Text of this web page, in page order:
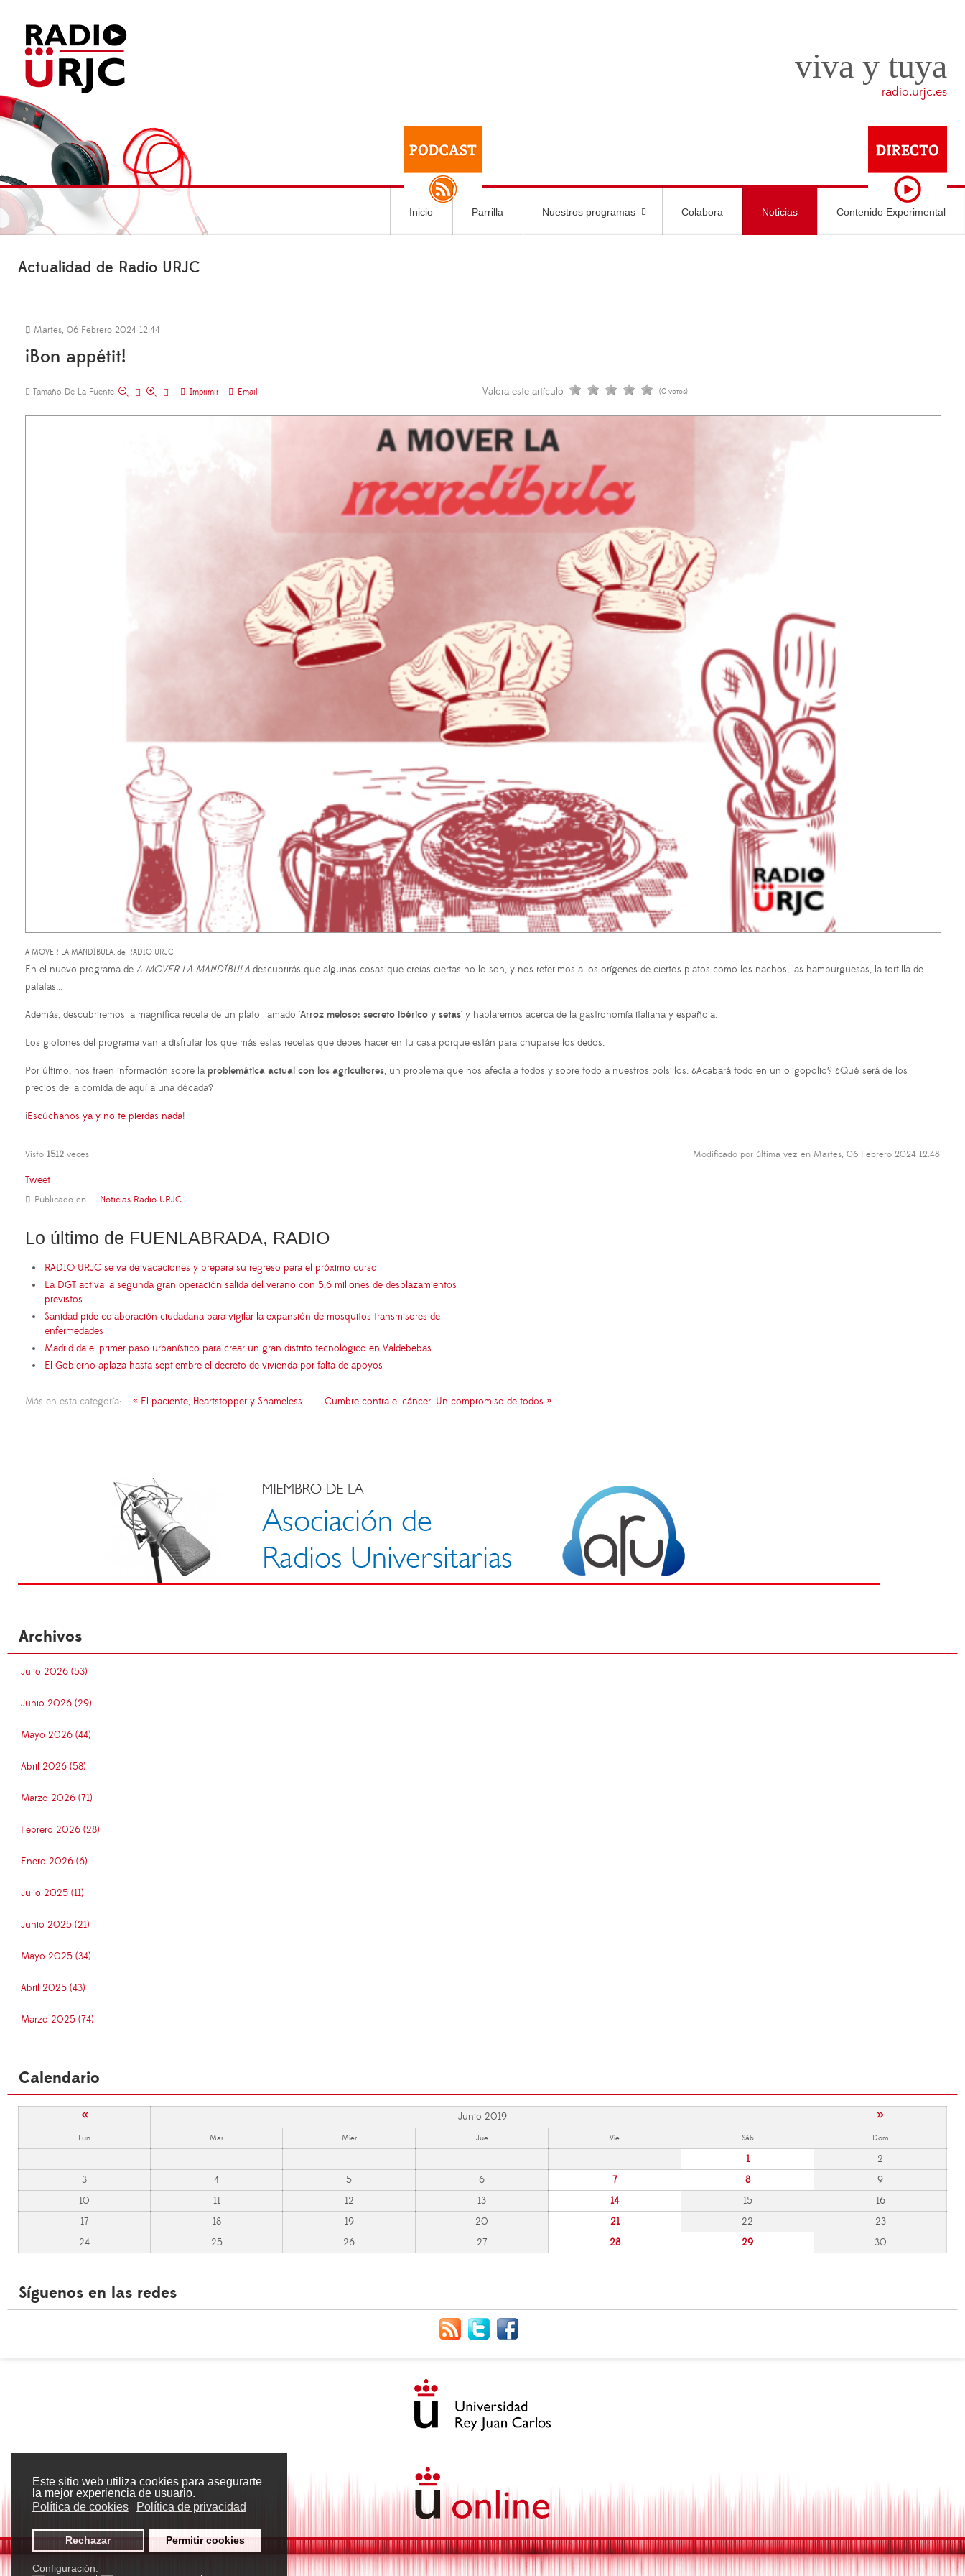
Este sitio web utiliza cookies para asegurarte
la mejor experiencia de usuario.
Política de cookies
Política de privacidad
Rechazar Permitir cookies
Configuración:
viva y tuya
radio.urjc.es
Inicio Parrilla Nuestros programas Colabora Noticias Contenido Experimental
Actualidad de Radio URJC
Martes, 06 Febrero 2024 12:44
¡Bon appétit!
Tamaño De La Fuente Imprimir Email Valora este artículo (0 votos)
A MOVER LA MANDÍBULA, de RADIO URJC
En el nuevo programa de A MOVER LA MANDÍBULA descubrirás que algunas cosas que creías ciertas no lo son, y nos referimos a los orígenes de ciertos platos como los nachos, las hamburguesas, la tortilla de
patatas...
Además, descubriremos la magnífica receta de un plato llamado 'Arroz meloso: secreto ibérico y setas' y hablaremos acerca de la gastronomía italiana y española.
Los glotones del programa van a disfrutar los que más estas recetas que debes hacer en tu casa porque están para chuparse los dedos.
Por último, nos traen información sobre la problemática actual con los agricultores, un problema que nos afecta a todos y sobre todo a nuestros bolsillos. ¿Acabará todo en un oligopolio? ¿Qué será de los
precios de la comida de aquí a una década?
¡Escúchanos ya y no te pierdas nada!
Visto 1512 veces Modificado por última vez en Martes, 06 Febrero 2024 12:48
Tweet
Publicado en Noticias Radio URJC
Lo último de FUENLABRADA, RADIO
RADIO URJC se va de vacaciones y prepara su regreso para el próximo curso
La DGT activa la segunda gran operación salida del verano con 5,6 millones de desplazamientos
previstos
Sanidad pide colaboración ciudadana para vigilar la expansión de mosquitos transmisores de
enfermedades
Madrid da el primer paso urbanístico para crear un gran distrito tecnológico en Valdebebas
El Gobierno aplaza hasta septiembre el decreto de vivienda por falta de apoyos
Más en esta categoría: « El paciente, Heartstopper y Shameless. Cumbre contra el cáncer. Un compromiso de todos »
Archivos
Julio 2026 (53)
Junio 2026 (29)
Mayo 2026 (44)
Abril 2026 (58)
Marzo 2026 (71)
Febrero 2026 (28)
Enero 2026 (6)
Julio 2025 (11)
Junio 2025 (21)
Mayo 2025 (34)
Abril 2025 (43)
Marzo 2025 (74)
Calendario
« Junio 2019 »
Lun Mar Mier Jue Vie Sáb Dom
1
2
3
4 5 6 7 8
9
10
11 12 13 14 15
16
17
18 19 20 21 22
23
24
25 26 27 28 29 30
Síguenos en las redes